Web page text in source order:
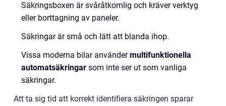
Säkringsboxen är svåråtkomlig och kräver verktyg
eller borttagning av paneler.
Säkringar är små och lätt att blanda ihop.
Vissa moderna bilar användermultifunktionella
automatsäkringar som inte ser ut som vanliga
säkringar.
Att ta sig tid att korrekt identifiera säkringen sparar